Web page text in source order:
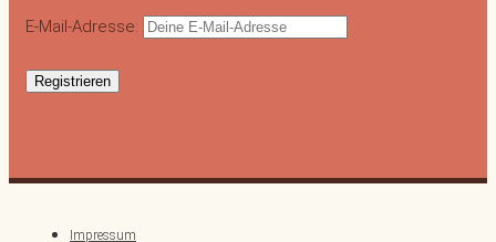
E-Mail-Adresse:
Impressum